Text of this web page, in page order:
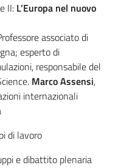
II: L’Europa nel nuovo
associato di
esperto di
responsabile del
Marco Assensi,
internazionali
di lavoro
e dibattito plenaria